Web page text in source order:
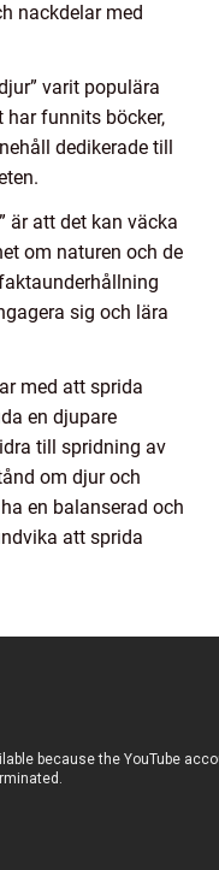
nackdelar med
varit populära
har funnits böcker,
dedikerade till
är att det kan väcka
om naturen och de
sig och lära
med att sprida
en djupare
till spridning av
om djur och
en balanserad och
att sprida